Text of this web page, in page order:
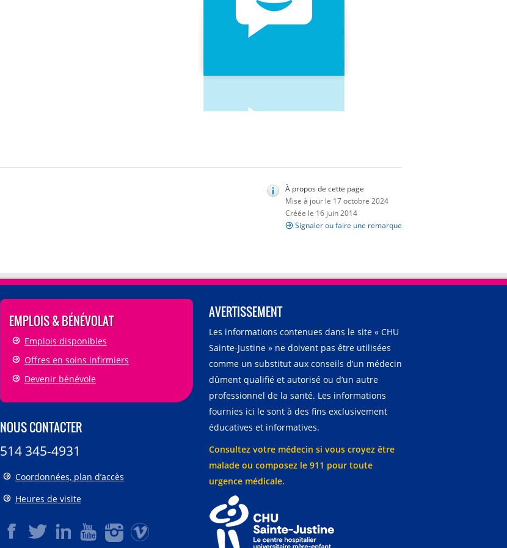
À propos de cette page
Mise à jour le 17 octobre 2024
Créée le 16 juin 2014
Signaler ou faire une remarque
EMPLOIS & BÉNÉVOLAT
Emplois disponibles
Offres en soins infirmiers
Devenir bénévole
NOUS CONTACTER
514 345-4931
Coordonnées, plan d’accès
Heures de visite
AVERTISSEMENT
Les informations contenues dans le site « CHU
Sainte-Justine » ne doivent pas être utilisées
comme un substitut aux conseils d’un médecin
dûment qualifié et autorisé ou d’un autre
professionnel de la santé. Les informations
fournies ici le sont à des fins exclusivement
éducatives et informatives.
Consultez votre médecin si vous croyez être
malade ou composez le 911 pour toute
urgence médicale.